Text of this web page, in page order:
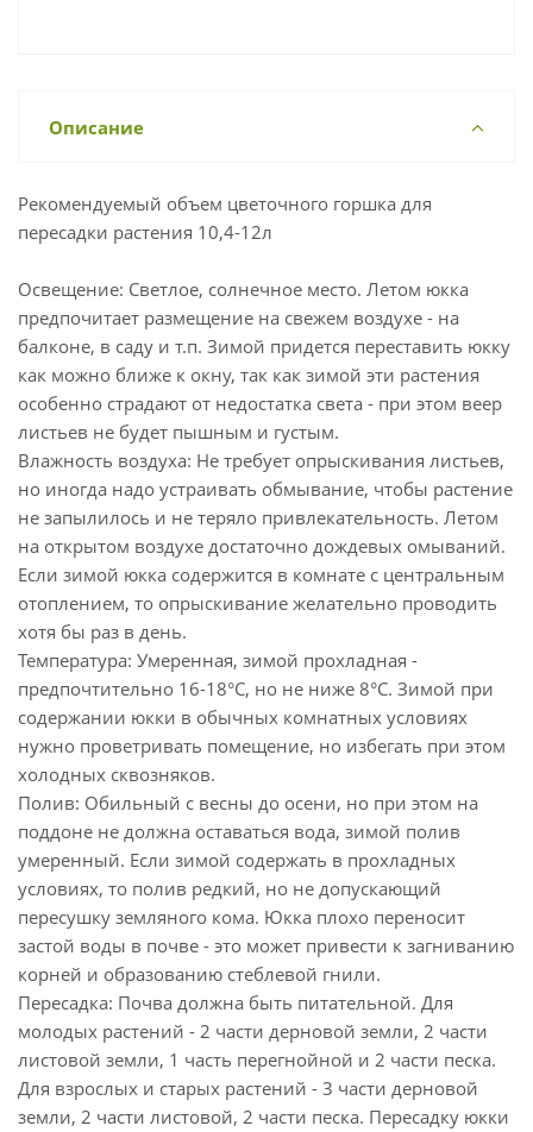
Описание
Рекомендуемый объем цветочного горшка для
пересадки растения 10,4-12л
Освещение: Светлое, солнечное место. Летом юкка
предпочитает размещение на свежем воздухе - на
балконе, в саду и т.п. Зимой придется переставить юкку
как можно ближе к окну, так как зимой эти растения
особенно страдают от недостатка света - при этом веер
листьев не будет пышным и густым.
Влажность воздуха: Не требует опрыскивания листьев,
но иногда надо устраивать обмывание, чтобы растение
не запылилось и не теряло привлекательность. Летом
на открытом воздухе достаточно дождевых омываний.
Если зимой юкка содержится в комнате с центральным
отоплением, то опрыскивание желательно проводить
хотя бы раз в день.
Температура: Умеренная, зимой прохладная -
предпочтительно 16-18°C, но не ниже 8°C. Зимой при
содержании юкки в обычных комнатных условиях
нужно проветривать помещение, но избегать при этом
холодных сквозняков.
Полив: Обильный с весны до осени, но при этом на
поддоне не должна оставаться вода, зимой полив
умеренный. Если зимой содержать в прохладных
условиях, то полив редкий, но не допускающий
пересушку земляного кома. Юкка плохо переносит
застой воды в почве - это может привести к загниванию
корней и образованию стеблевой гнили.
Пересадка: Почва должна быть питательной. Для
молодых растений - 2 части дерновой земли, 2 части
листовой земли, 1 часть перегнойной и 2 части песка.
Для взрослых и старых растений - 3 части дерновой
земли, 2 части листовой, 2 части песка. Пересадку юкки